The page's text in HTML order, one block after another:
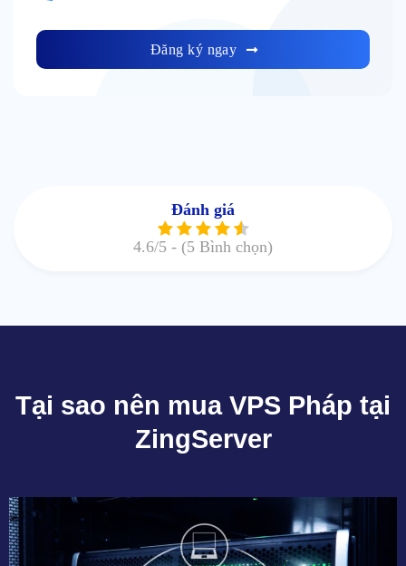
Đăng ký ngay
Đánh giá
4.6/5 - (5 Bình chọn)
Tại sao nên mua VPS Pháp tại
ZingServer